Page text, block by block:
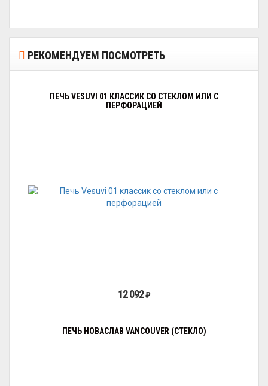
РЕКОМЕНДУЕМ ПОСМОТРЕТЬ
ПЕЧЬ VESUVI 01 КЛАССИК СО СТЕКЛОМ ИЛИ С
ПЕРФОРАЦИЕЙ
12 092₽
ПЕЧЬ НОВАСЛАВ VANCOUVER (СТЕКЛО)